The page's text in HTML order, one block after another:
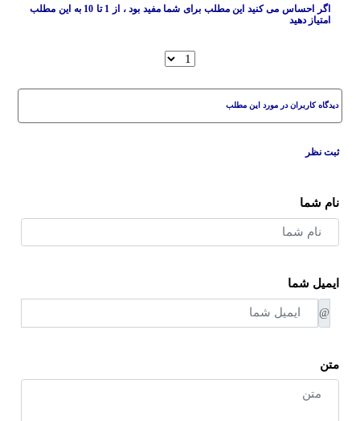
اگر احساس می کنید این مطلب برای شما مفید بود ، از 1 تا 10 به این مطلب
امتیاز دهید
دیدگاه کاربران در مورد این مطلب
ثبت نظر
نام شما
ایمیل شما
@
متن